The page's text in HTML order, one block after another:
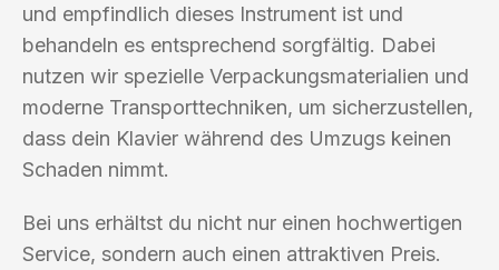
und empfindlich dieses Instrument ist und
behandeln es entsprechend sorgfältig. Dabei
nutzen wir spezielle Verpackungsmaterialien und
moderne Transporttechniken, um sicherzustellen,
dass dein Klavier während des Umzugs keinen
Schaden nimmt.
Bei uns erhältst du nicht nur einen hochwertigen
Service, sondern auch einen attraktiven Preis.